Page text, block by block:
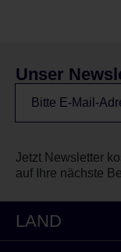
Unser
Jetzt Newsletter
auf Ihre nächste
LAND